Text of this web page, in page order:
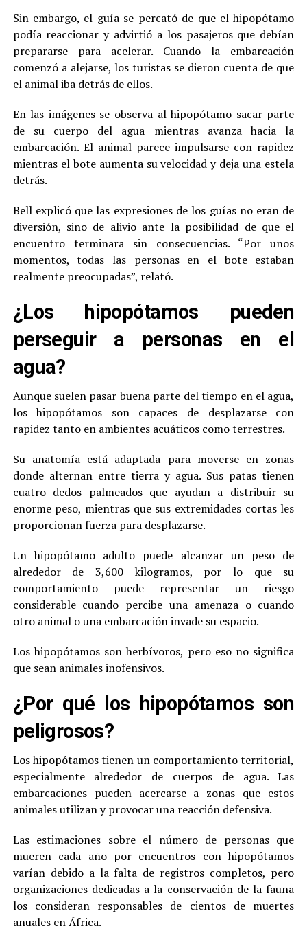
Sin embargo, el guía se percató de que el hipopótamo
podía reaccionar y advirtió a los pasajeros que debían
prepararse para acelerar. Cuando la embarcación
comenzó a alejarse, los turistas se dieron cuenta de que
el animal iba detrás de ellos.
En las imágenes se observa al hipopótamo sacar parte
de su cuerpo del agua mientras avanza hacia la
embarcación. El animal parece impulsarse con rapidez
mientras el bote aumenta su velocidad y deja una estela
detrás.
Bell explicó que las expresiones de los guías no eran de
diversión, sino de alivio ante la posibilidad de que el
encuentro terminara sin consecuencias. “Por unos
momentos, todas las personas en el bote estaban
realmente preocupadas”, relató.
¿Los hipopótamos pueden
perseguir a personas en el
agua?
Aunque suelen pasar buena parte del tiempo en el agua,
los hipopótamos son capaces de desplazarse con
rapidez tanto en ambientes acuáticos como terrestres.
Su anatomía está adaptada para moverse en zonas
donde alternan entre tierra y agua. Sus patas tienen
cuatro dedos palmeados que ayudan a distribuir su
enorme peso, mientras que sus extremidades cortas les
proporcionan fuerza para desplazarse.
Un hipopótamo adulto puede alcanzar un peso de
alrededor de 3,600 kilogramos, por lo que su
comportamiento puede representar un riesgo
considerable cuando percibe una amenaza o cuando
otro animal o una embarcación invade su espacio.
Los hipopótamos son herbívoros, pero eso no significa
que sean animales inofensivos.
¿Por qué los hipopótamos son
peligrosos?
Los hipopótamos tienen un comportamiento territorial,
especialmente alrededor de cuerpos de agua. Las
embarcaciones pueden acercarse a zonas que estos
animales utilizan y provocar una reacción defensiva.
Las estimaciones sobre el número de personas que
mueren cada año por encuentros con hipopótamos
varían debido a la falta de registros completos, pero
organizaciones dedicadas a la conservación de la fauna
los consideran responsables de cientos de muertes
anuales en África.